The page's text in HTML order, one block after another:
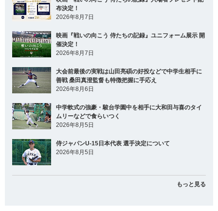
布決定！
2026年8月7日
映画『戦いの向こう 侍たちの記録』ユニフォーム展示 開
催決定！
2026年8月7日
大会前最後の実戦は山田亮碩の好投などで中学生相手に
善戦 桑田真澄監督も特徴把握に手応え
2026年8月6日
中学軟式の強豪・駿台学園中を相手に大和田与喜のタイ
ムリーなどで食らいつく
2026年8月5日
侍ジャパンU-15日本代表 選手決定について
2026年8月5日
もっと見る